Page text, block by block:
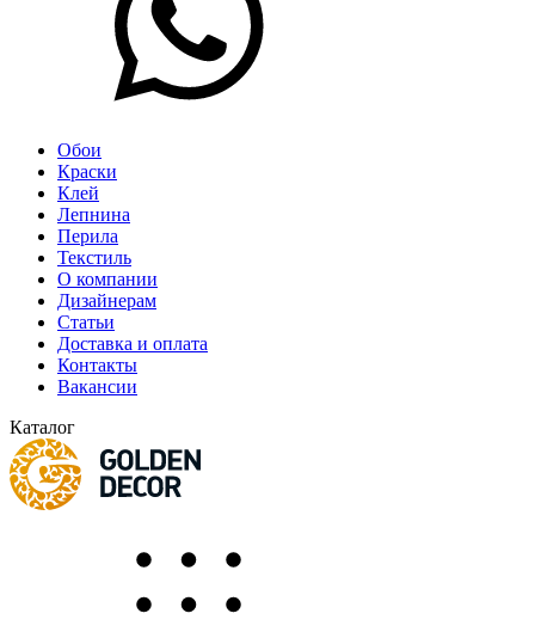
Обои
Краски
Клей
Лепнина
Перила
Текстиль
О компании
Дизайнерам
Статьи
Доставка и оплата
Контакты
Вакансии
Каталог